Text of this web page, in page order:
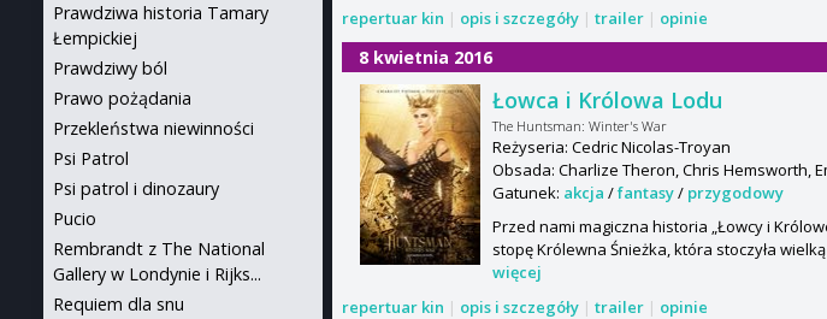
repertuar kin | opis i szczegóły | trailer | opinie
8 kwietnia 2016
Łowca i Królowa Lodu
The Huntsman: Winter's War
Reżyseria: Cedric Nicolas-Troyan
Obsada: Charlize Theron, Chris Hemsworth,
Gatunek: akcja /fantasy/ przygodowy
Przed nami magiczna historia „Łowcy i
stopę Królewna Śnieżka, która stoczyła
więcej
repertuar kin | opis i szczegóły | trailer | opinie
Prawdziwa historia Tamary
Łempickiej
Prawdziwy ból
Prawo pożądania
Przekleństwa niewinności
Psi Patrol
Psi patrol i dinozaury
Pucio
Rembrandt z The National
Gallery w Londynie i Rijks...
Requiem dla snu